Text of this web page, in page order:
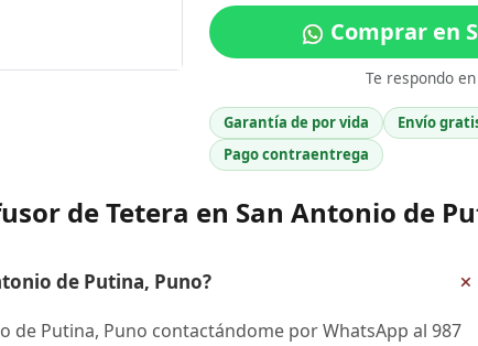
Comprar en
Te respondo
Garantía de por vida
Envío
Pago contraentrega
de Tetera en San Antonio de
de Putina, Puno? +
de Putina, Puno contactándome por WhatsApp al 987